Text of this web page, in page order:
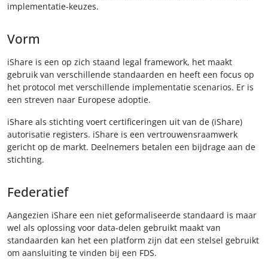
implementatie-keuzes.
Vorm
iShare is een op zich staand legal framework, het maakt
gebruik van verschillende standaarden en heeft een focus op
het protocol met verschillende implementatie scenarios. Er is
een streven naar Europese adoptie.
iShare als stichting voert certificeringen uit van de (iShare)
autorisatie registers. iShare is een vertrouwensraamwerk
gericht op de markt. Deelnemers betalen een bijdrage aan de
stichting.
Federatief
Aangezien iShare een niet geformaliseerde standaard is maar
wel als oplossing voor data-delen gebruikt maakt van
standaarden kan het een platform zijn dat een stelsel gebruikt
om aansluiting te vinden bij een FDS.